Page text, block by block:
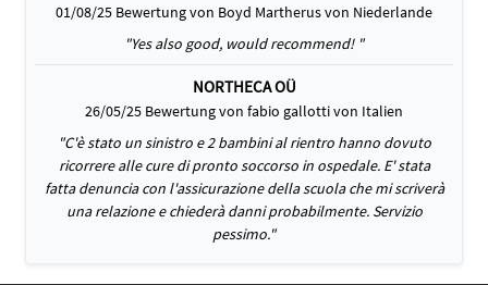
01/08/25 Bewertung von Boyd Martherus von Niederlande
"Yes also good, would recommend! "
NORTHECA OÜ
26/05/25 Bewertung von fabio gallotti von Italien
"C'è stato un sinistro e 2 bambini al rientro hanno dovuto
ricorrere alle cure di pronto soccorso in ospedale. E' stata
fatta denuncia con l'assicurazione della scuola che mi scriverà
una relazione e chiederà danni probabilmente. Servizio
pessimo."